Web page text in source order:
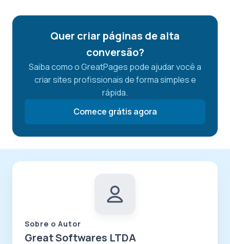
Quer criar páginas de alta
conversão?
Saiba como o GreatPages pode ajudar você a
criar sites profissionais de forma simples e
rápida.
Comece grátis agora
Sobre o Autor
Great Softwares LTDA